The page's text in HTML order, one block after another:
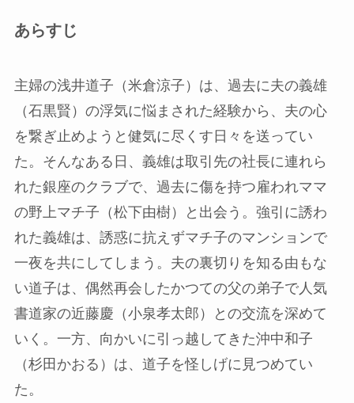
あらすじ
主婦の浅井道子（米倉涼子）は、過去に夫の義雄
（石黒賢）の浮気に悩まされた経験から、夫の心
を繋ぎ止めようと健気に尽くす日々を送ってい
た。そんなある日、義雄は取引先の社長に連れら
れた銀座のクラブで、過去に傷を持つ雇われママ
の野上マチ子（松下由樹）と出会う。強引に誘わ
れた義雄は、誘惑に抗えずマチ子のマンションで
一夜を共にしてしまう。夫の裏切りを知る由もな
い道子は、偶然再会したかつての父の弟子で人気
書道家の近藤慶（小泉孝太郎）との交流を深めて
いく。一方、向かいに引っ越してきた沖中和子
（杉田かおる）は、道子を怪しげに見つめてい
た。